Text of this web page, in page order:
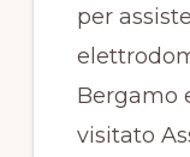
per
Bergamo
visitato